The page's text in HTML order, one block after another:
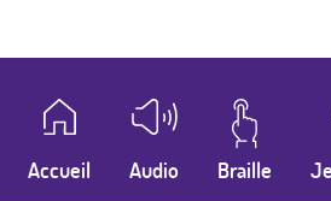
Accueil Audio Braille